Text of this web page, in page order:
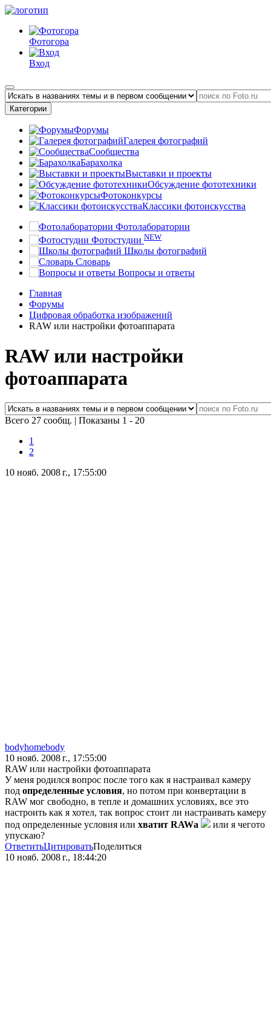
Фотогора
Вход
Категории
Форумы
Галерея фотографий
Сообщества
Барахолка
Выставки и проекты
Обсуждение фототехники
Фотоконкурсы
Классики фотоискусства
Фотолаборатории
Фотостудии NEW
Школы фотографий
Словарь
Вопросы и ответы
Главная
Форумы
Цифровая обработка изображений
RAW или настройки фотоаппарата
RAW или настройки
фотоаппарата
Всего 27 сообщ. | Показаны 1 - 20
1
2
10 нояб. 2008 г., 17:55:00
bodyhomebody
10 нояб. 2008 г., 17:55:00
RAW или настройки фотоаппарата
У меня родился вопрос после того как я настраивал камеру
под определенные условия, но потом при конвертации в
RAW мог свободно, в тепле и домашних условиях, все это
настроить как я хотел, так вопрос стоит ли настраивать камеру
под определенные условия или хватит RAWа
или я чегото
упускаю?
ОтветитьЦитироватьПоделиться
10 нояб. 2008 г., 18:44:20